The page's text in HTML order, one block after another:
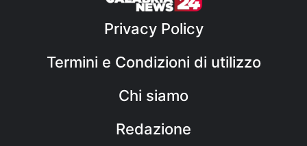
Privacy Policy
Termini e Condizioni di utilizzo
Chi siamo
Redazione